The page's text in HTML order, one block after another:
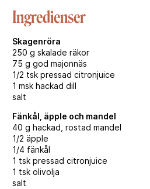
Ingredienser
Skagenröra
250 g skalade räkor
75 g god majonnäs
1/2 tsk pressad citronjuice
1 msk hackad dill
salt
Fänkål, äpple och mandel
40 g hackad, rostad mandel
1/2 äpple
1/4 fänkål
1 tsk pressad citronjuice
1 tsk olivolja
salt